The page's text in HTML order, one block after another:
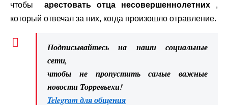
чтобы арестовать отца несовершеннолетних ,
который отвечал за них, когда произошло отравление.
Подписывайтесь на наши социальные
сети,
чтобы не пропустить самые важные
новости Торревьехи!
Telegram для общения